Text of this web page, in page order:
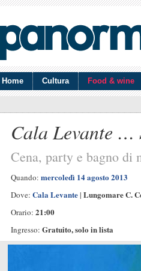
Home Cultura Food & wine
Cala Levante …
Cena, party e bagno di
Quando: mercoledì 14 agosto 2013
Dove: Cala Levante| Lungomare C.
Orario: 21:00
Ingresso: Gratuito, solo in lista